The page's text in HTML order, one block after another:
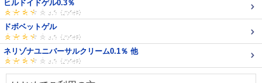
ヒルドイドゲル0.3％
ドボベットゲル
ネリゾナユニバーサルクリーム0.1％ 他